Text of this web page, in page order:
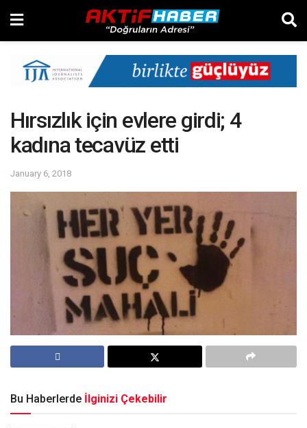
Hırsızlık için evlere girdi; 4
kadına tecavüz etti
January 6, 2018
Bu Haberlerde İlginizi Çekebilir